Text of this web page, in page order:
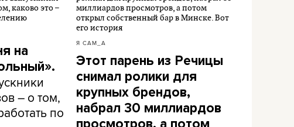
на
– о том,
по
Я САМ_А
Этот парень из Речицы
снимал ролики для
крупных брендов,
набрал 30 миллиардов